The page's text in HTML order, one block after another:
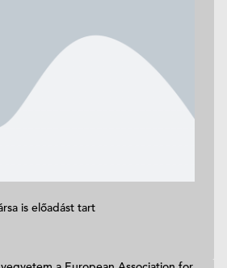
is előadást tart